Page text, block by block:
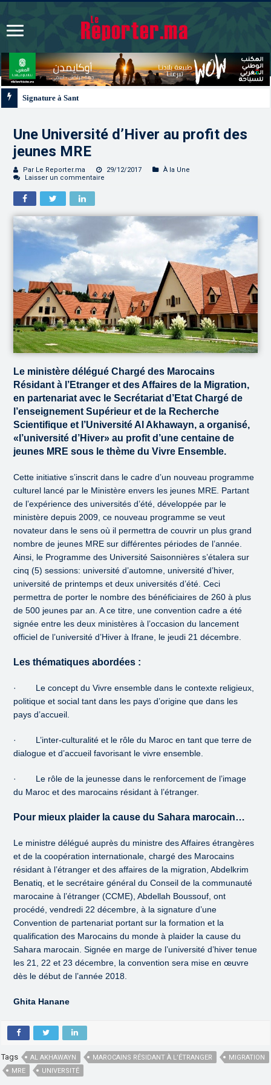
Une Université d’Hiver au profit des
jeunes MRE
Par Le Reporter.ma 29/12/2017
À la Une
Laisser un commentaire
Le ministère délégué Chargé des Marocains
Résidant à l’Etranger et des Affaires de la Migration,
en partenariat avec le Secrétariat d’Etat Chargé de
l’enseignement Supérieur et de la Recherche
Scientifique et l’Université Al Akhawayn, a organisé,
«l’université d’Hiver» au profit d’une centaine de
jeunes MRE sous le thème du Vivre Ensemble.
Cette initiative s’inscrit dans le cadre d’un nouveau programme
culturel lancé par le Ministère envers les jeunes MRE. Partant
de l’expérience des universités d’été, développée par le
ministère depuis 2009, ce nouveau programme se veut
novateur dans le sens où il permettra de couvrir un plus grand
nombre de jeunes MRE sur différentes périodes de l’année.
Ainsi, le Programme des Université Saisonnières s’étalera sur
cinq (5) sessions: université d’automne, université d’hiver,
université de printemps et deux universités d’été. Ceci
permettra de porter le nombre des bénéficiaires de 260 à plus
de 500 jeunes par an. A ce titre, une convention cadre a été
signée entre les deux ministères à l’occasion du lancement
officiel de l’université d’Hiver à Ifrane, le jeudi 21 décembre.
Les thématiques abordées :
· Le concept du Vivre ensemble dans le contexte religieux,
politique et social tant dans les pays d’origine que dans les
pays d’accueil.
· L’inter-culturalité et le rôle du Maroc en tant que terre de
dialogue et d’accueil favorisant le vivre ensemble.
· Le rôle de la jeunesse dans le renforcement de l’image
du Maroc et des marocains résidant à l’étranger.
Pour mieux plaider la cause du Sahara marocain…
Le ministre délégué auprès du ministre des Affaires étrangères
et de la coopération internationale, chargé des Marocains
résidant à l’étranger et des affaires de la migration, Abdelkrim
Benatiq, et le secrétaire général du Conseil de la communauté
marocaine à l’étranger (CCME), Abdellah Boussouf, ont
procédé, vendredi 22 décembre, à la signature d’une
Convention de partenariat portant sur la formation et la
qualification des Marocains du monde à plaider la cause du
Sahara marocain. Signée en marge de l’université d’hiver tenue
les 21, 22 et 23 décembre, la convention sera mise en œuvre
dès le début de l’année 2018.
Ghita Hanane
Tags AL AKHAWAYN MAROCAINS RÉSIDANT À L’ÉTRANGER
MIGRATION
MRE
UNIVERSITÉ